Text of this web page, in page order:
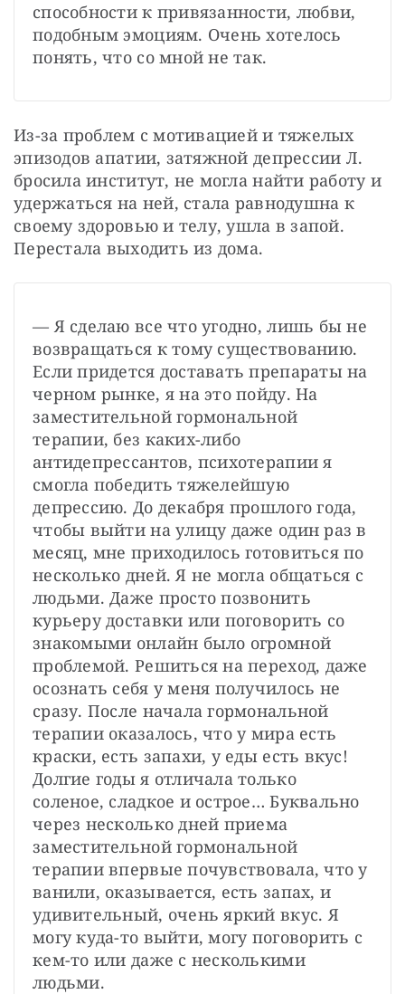
способности к привязанности, любви,
подобным эмоциям. Очень хотелось
понять, что со мной не так.
Из-за проблем с мотивацией и тяжелых
эпизодов апатии, затяжной депрессии Л.
бросила институт, не могла найти работу и
удержаться на ней, стала равнодушна к
своему здоровью и телу, ушла в запой.
Перестала выходить из дома.
— Я сделаю все что угодно, лишь бы не
возвращаться к тому существованию.
Если придется доставать препараты на
черном рынке, я на это пойду. На
заместительной гормональной
терапии, без каких-либо
антидепрессантов, психотерапии я
смогла победить тяжелейшую
депрессию. До декабря прошлого года,
чтобы выйти на улицу даже один раз в
месяц, мне приходилось готовиться по
несколько дней. Я не могла общаться с
людьми. Даже просто позвонить
курьеру доставки или поговорить со
знакомыми онлайн было огромной
проблемой. Решиться на переход, даже
осознать себя у меня получилось не
сразу. После начала гормональной
терапии оказалось, что у мира есть
краски, есть запахи, у еды есть вкус!
Долгие годы я отличала только
соленое, сладкое и острое… Буквально
через несколько дней приема
заместительной гормональной
терапии впервые почувствовала, что у
ванили, оказывается, есть запах, и
удивительный, очень яркий вкус. Я
могу куда-то выйти, могу поговорить с
кем-то или даже с несколькими
людьми.